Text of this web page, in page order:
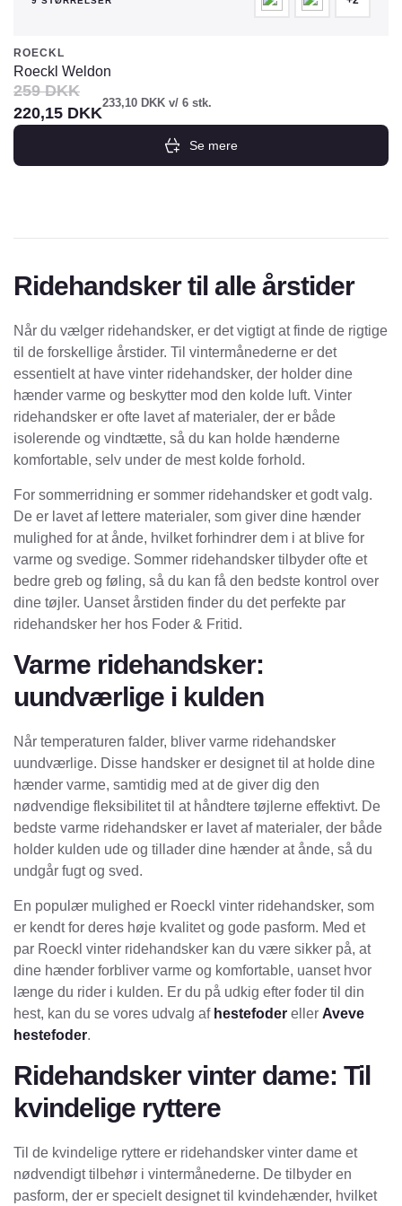
ROECKL
Roeckl Weldon
259DKK
220,15 DKK
233,10 DKK v/ 6 stk.
Se mere
flere
Mulighederne
vælges
på
varesiden
Ridehandsker til alle årstider
Når du vælger ridehandsker, er det vigtigt at finde de rigtige
til de forskellige årstider. Til vintermånederne er det
essentielt at have vinter ridehandsker, der holder dine
hænder varme og beskytter mod den kolde luft. Vinter
ridehandsker er ofte lavet af materialer, der er både
isolerende og vindtætte, så du kan holde hænderne
komfortable, selv under de mest kolde forhold.
For sommerridning er sommer ridehandsker et godt valg.
De er lavet af lettere materialer, som giver dine hænder
mulighed for at ånde, hvilket forhindrer dem i at blive for
varme og svedige. Sommer ridehandsker tilbyder ofte et
bedre greb og føling, så du kan få den bedste kontrol over
dine tøjler. Uanset årstiden finder du det perfekte par
ridehandsker her hos Foder & Fritid.
Varme ridehandsker:
uundværlige i kulden
Når temperaturen falder, bliver varme ridehandsker
uundværlige. Disse handsker er designet til at holde dine
hænder varme, samtidig med at de giver dig den
nødvendige fleksibilitet til at håndtere tøjlerne effektivt. De
bedste varme ridehandsker er lavet af materialer, der både
holder kulden ude og tillader dine hænder at ånde, så du
undgår fugt og sved.
En populær mulighed er Roeckl vinter ridehandsker, som
er kendt for deres høje kvalitet og gode pasform. Med et
par Roeckl vinter ridehandsker kan du være sikker på, at
dine hænder forbliver varme og komfortable, uanset hvor
længe du rider i kulden. Er du på udkig efter foder til din
hest, kan du se vores udvalg af hestefoder eller Aveve
hestefoder.
Ridehandsker vinter dame: Til
kvindelige ryttere
Til de kvindelige ryttere er ridehandsker vinter dame et
nødvendigt tilbehør i vintermånederne. De tilbyder en
pasform, der er specielt designet til kvindehænder, hvilket